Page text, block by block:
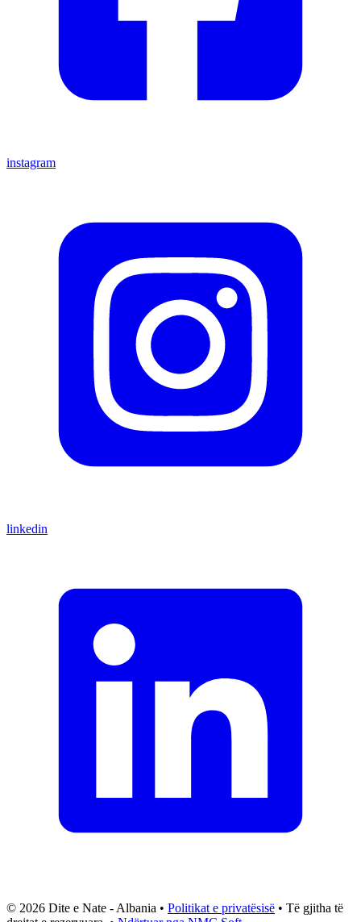
instagram
linkedin
© 2026 Dite e Nate - Albania • Politikat e privatësisë • Të gjitha të